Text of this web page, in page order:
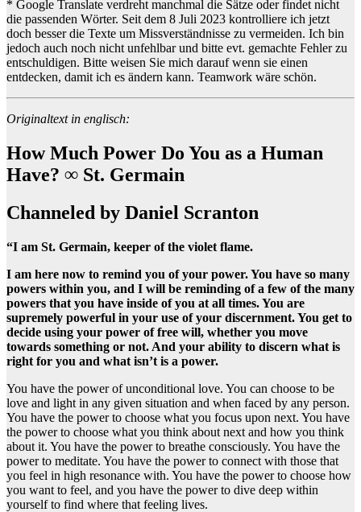
* Google Translate verdreht manchmal die Sätze oder findet nicht
die passenden Wörter. Seit dem 8 Juli 2023 kontrolliere ich jetzt
doch besser die Texte um Missverständnisse zu vermeiden. Ich bin
jedoch auch noch nicht unfehlbar und bitte evt. gemachte Fehler zu
entschuldigen. Bitte weisen Sie mich darauf wenn sie einen
entdecken, damit ich es ändern kann. Teamwork wäre schön.
Originaltext in englisch:
How Much Power Do You as a Human
Have? ∞ St. Germain
Channeled by Daniel Scranton
“I am St. Germain, keeper of the violet flame.
I am here now to remind you of your power. You have so many
powers within you, and I will be reminding of a few of the many
powers that you have inside of you at all times. You are
supremely powerful in your use of your discernment. You get to
decide using your power of free will, whether you move
towards something or not. And your ability to discern what is
right for you and what isn’t is a power.
You have the power of unconditional love. You can choose to be
love and light in any given situation and when faced by any person.
You have the power to choose what you focus upon next. You have
the power to choose what you think about next and how you think
about it. You have the power to breathe consciously. You have the
power to meditate. You have the power to connect with those that
you feel in high resonance with. You have the power to choose how
you want to feel, and you have the power to dive deep within
yourself to find where that feeling lives.